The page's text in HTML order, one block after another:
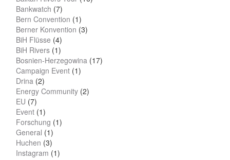
Bankwatch (7)
Bern Convention (1)
Berner Konvention (3)
BiH Flüsse (4)
BiH Rivers (1)
Bosnien-Herzegowina (17)
Campaign Event (1)
Drina (2)
Energy Community (2)
EU (7)
Event (1)
Forschung (1)
General (1)
Huchen (3)
Instagram (1)